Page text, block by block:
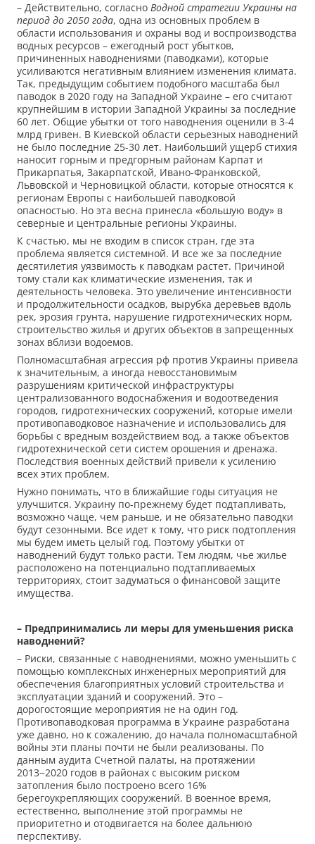
– Действительно, согласно Водной стратегии Украины на
период до 2050 года, одна из основных проблем в
области использования и охраны вод и воспроизводства
водных ресурсов – ежегодный рост убытков,
причиненных наводнениями (паводками), которые
усиливаются негативным влиянием изменения климата.
Так, предыдущим событием подобного масштаба был
паводок в 2020 году на Западной Украине – его считают
крупнейшим в истории Западной Украины за последние
60 лет. Общие убытки от того наводнения оценили в 3-4
млрд гривен. В Киевской области серьезных наводнений
не было последние 25-30 лет. Наибольший ущерб стихия
наносит горным и предгорным районам Карпат и
Прикарпатья, Закарпатской, Ивано-Франковской,
Львовской и Черновицкой области, которые относятся к
регионам Европы с наибольшей паводковой
опасностью. Но эта весна принесла «большую воду» в
северные и центральные регионы Украины.
К счастью, мы не входим в список стран, где эта
проблема является системной. И все же за последние
десятилетия уязвимость к паводкам растет. Причиной
тому стали как климатические изменения, так и
деятельность человека. Это увеличение интенсивности
и продолжительности осадков, вырубка деревьев вдоль
рек, эрозия грунта, нарушение гидротехнических норм,
строительство жилья и других объектов в запрещенных
зонах вблизи водоемов.
Полномасштабная агрессия рф против Украины привела
к значительным, а иногда невосстановимым
разрушениям критической инфраструктуры
централизованного водоснабжения и водоотведения
городов, гидротехнических сооружений, которые имели
противопаводковое назначение и использовались для
борьбы с вредным воздействием вод, а также объектов
гидротехнической сети систем орошения и дренажа.
Последствия военных действий привели к усилению
всех этих проблем.
Нужно понимать, что в ближайшие годы ситуация не
улучшится. Украину по-прежнему будет подтапливать,
возможно чаще, чем раньше, и не обязательно паводки
будут сезонными. Все идет к тому, что риск подтопления
мы будем иметь целый год. Поэтому убытки от
наводнений будут только расти. Тем людям, чье жилье
расположено на потенциально подтапливаемых
территориях, стоит задуматься о финансовой защите
имущества.
– Предпринимались ли меры для уменьшения риска
наводнений?
– Риски, связанные с наводнениями, можно уменьшить с
помощью комплексных инженерных мероприятий для
обеспечения благоприятных условий строительства и
эксплуатации зданий и сооружений. Это –
дорогостоящие мероприятия не на один год.
Противопаводковая программа в Украине разработана
уже давно, но к сожалению, до начала полномасштабной
войны эти планы почти не были реализованы. По
данным аудита Счетной палаты, на протяжении
2013−2020 годов в районах с высоким риском
затопления было построено всего 16%
берегоукрепляющих сооружений. В военное время,
естественно, выполнение этой программы не
приоритетно и отодвигается на более дальнюю
перспективу.